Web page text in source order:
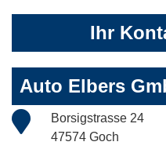
Ihr
Auto Elbers
Borsigstrasse 24
47574 Goch